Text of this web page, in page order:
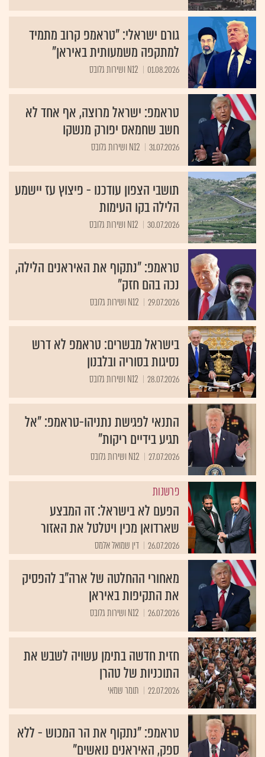
גורם ישראלי: "טראמפ קרוב מתמיד
למתקפה משמעותית באיראן"
01.08.2026 N12 ושירות גלובס
טראמפ: ישראל מרוצה, אף אחד לא
חשב שחמאס יפורק מנשקו
31.07.2026 N12 ושירות גלובס
תושבי הצפון עודכנו - פיצוץ עז יישמע
הלילה בקו העימות
30.07.2026 N12 ושירות גלובס
טראמפ: "נתקוף את האיראנים הלילה,
נכה בהם חזק"
29.07.2026 N12 ושירות גלובס
בישראל מבשרים: טראמפ לא דרש
נסיגות בסוריה ובלבנון
28.07.2026 N12 ושירות גלובס
התנאי לפגישת נתניהו-טראמפ: "אל
תגיע בידיים ריקות"
27.07.2026 N12 ושירות גלובס
פרשנות
הפעם לא בישראל: זה המבצע
שארדואן מכין ויטלטל את האזור
26.07.2026 דין שמואל אלמס
מאחורי ההחלטה של ארה"ב להפסיק
את התקיפות באיראן
26.07.2026 N12 ושירות גלובס
חזית חדשה בתימן עשויה לשבש את
התוכניות של טהרן
22.07.2026 תומר שמאי
טראמפ: "נתקוף את הר המכוש - ללא
ספק, האיראנים נואשים"